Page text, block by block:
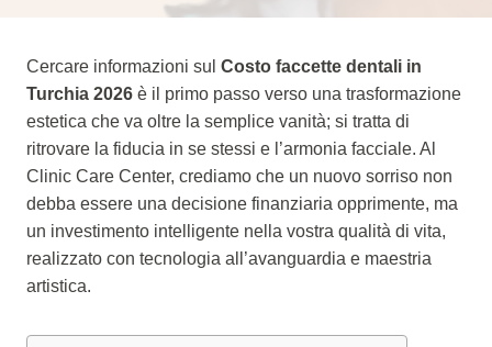
Cercare informazioni sul Costo faccette dentali in
Turchia 2026 è il primo passo verso una trasformazione
estetica che va oltre la semplice vanità; si tratta di
ritrovare la fiducia in se stessi e l’armonia facciale. Al
Clinic Care Center, crediamo che un nuovo sorriso non
debba essere una decisione finanziaria opprimente, ma
un investimento intelligente nella vostra qualità di vita,
realizzato con tecnologia all’avanguardia e maestria
artistica.